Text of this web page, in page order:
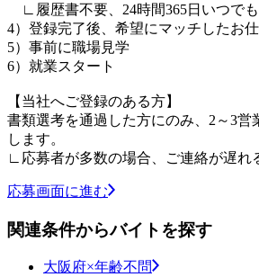
∟履歴書不要、24時間365日いつでも
4）登録完了後、希望にマッチしたお
5）事前に職場見学
6）就業スタート
【当社へご登録のある方】
書類選考を通過した方にのみ、2～3営
します。
∟応募者が多数の場合、ご連絡が遅れ
応募画面に進む
関連条件からバイトを探す
大阪府×年齢不問